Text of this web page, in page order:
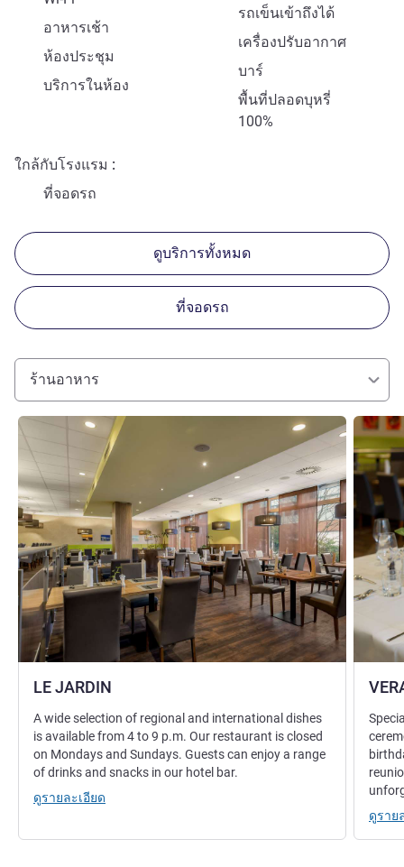
รถเข็นเข้าถึงได้
เครื่องปรับอากาศ
อาหารเช้า
บาร์
ห้องประชุม
พื้นที่ปลอดบุหรี่
100%
บริการในห้อง
ใกล้กับโรงแรม
ที่จอดรถ
ดูบริการทั้งหมด
ที่จอดรถ
ร้านอาหาร
LE JARDIN
ดูรายละเอียด
A wide selection of regional and international dishes
is available from 4 to 9 p.m. Our restaurant is closed
on Mondays and Sundays. Guests can enjoy a range
of drinks and snacks in our hotel bar.
ดูรายละเอียด
ดูรายละ
ดูราย